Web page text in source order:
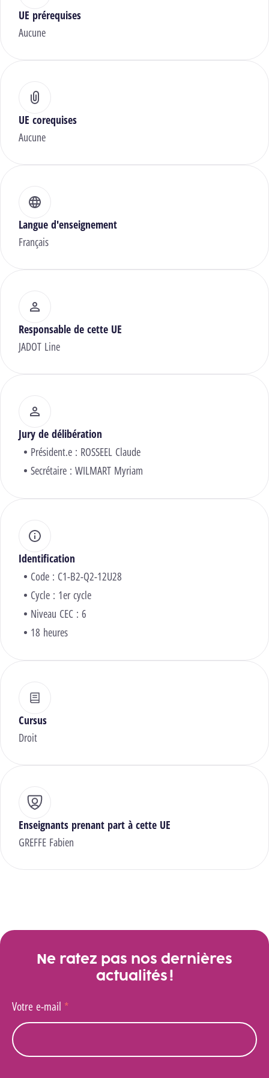
UE prérequises
Aucune
UE corequises
Aucune
Langue d'enseignement
Français
Responsable de cette UE
JADOT Line
Jury de délibération
Président.e : ROSSEEL Claude
Secrétaire : WILMART Myriam
Identification
Code : C1-B2-Q2-12U28
Cycle : 1er cycle
Niveau CEC : 6
18 heures
Cursus
Droit
Enseignants prenant part à cette UE
GREFFE Fabien
Ne ratez pas nos dernières
actualités !
Votre e-mail *